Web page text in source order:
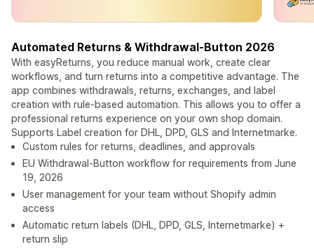
Automated Returns & Withdrawal-Button 2026
With easyReturns, you reduce manual work, create clear
workflows, and turn returns into a competitive advantage. The
app combines withdrawals, returns, exchanges, and label
creation with rule-based automation. This allows you to offer a
professional returns experience on your own shop domain.
Supports Label creation for DHL, DPD, GLS and Internetmarke.
Custom rules for returns, deadlines, and approvals
EU Withdrawal-Button workflow for requirements from June
19, 2026
User management for your team without Shopify admin
access
Automatic return labels (DHL, DPD, GLS, Internetmarke) +
return slip